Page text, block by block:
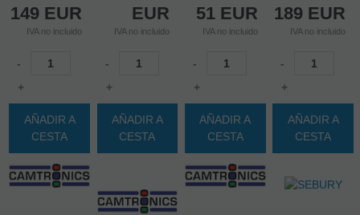
149 EUR
IVA no incluido
-
+
AÑADIR A
CESTA
EUR
IVA no incluido
-
+
AÑADIR A
CESTA
51 EUR
IVA no incluido
-
+
AÑADIR A
CESTA
189 EUR
IVA no incluido
-
+
AÑADIR A
CESTA